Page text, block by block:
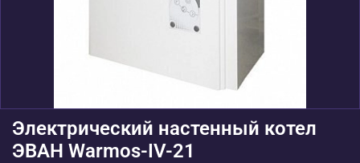
Электрический настенный котел
ЭВАН Warmos-IV-21